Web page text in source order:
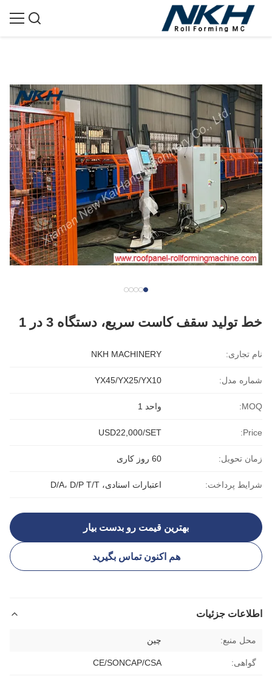
خط تولید سقف کاست سریع، دستگاه 3 در 1
نام تجاری: NKH MACHINERY
شماره مدل: YX45/YX25/YX10
MOQ: واحد 1
Price:
USD22,000/SET
زمان تحویل: 60 روز کاری
شرایط پرداخت: اعتبارات اسنادی، D/A، D/P T/T
بهترین قیمت رو بدست بیار
هم اکنون تماس بگیرید
اطلاعات جزئیات
محل منبع: چين
گواهی: CE/SONCAP/CSA